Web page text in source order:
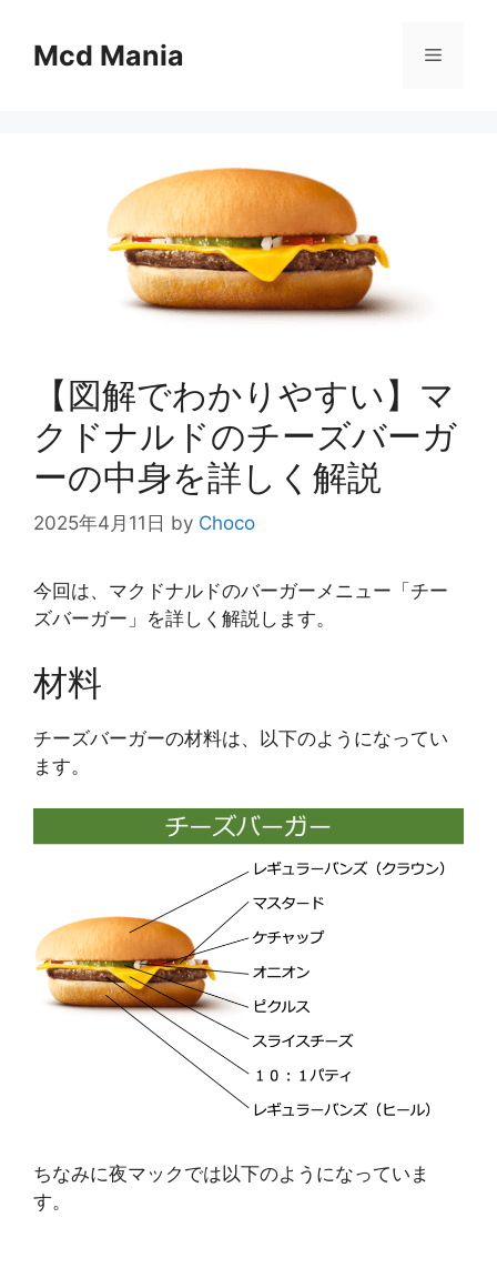
Mcd Mania メ
【図解でわかりやすい】マ
クドナルドのチーズバーガ
ーの中身を詳しく解説
2025年4月11日 by Choco
今回は、マクドナルドのバーガーメニュー「チー
ズバーガー」を詳しく解説します。
材料
チーズバーガーの材料は、以下のようになってい
ます。
ちなみに夜マックでは以下のようになっていま
す。